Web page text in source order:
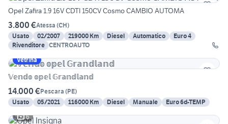
Opel Zafira 1.9 16V CDTI 150CV Cosmo CAMBIO AUTOMA
3.800 €Atessa (CH)
Usato
02/2007 219000 Km Diesel Automatico
Euro 4
Rivenditore CENTROAUTO
Vetrina
𝕍𝕖𝕟𝕕𝕠 𝕠𝕡𝕖𝕝 𝔾𝕣𝕒𝕟𝕕𝕝𝕒𝕟𝕕
14.000 €Pescara (PE)
Usato
05/2021 116000 Km Diesel Manuale
Euro 6d-TEMP
6